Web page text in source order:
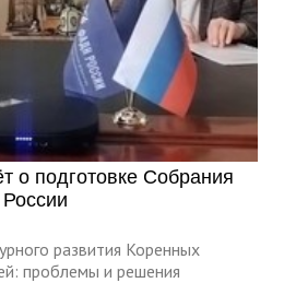
о подготовке Собрания
развития Коренных
проблемы и решения